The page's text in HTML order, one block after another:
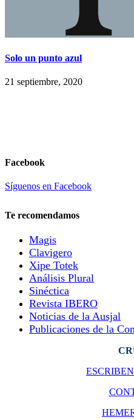
Solo un punto azul
21 septiembre, 2020
Facebook
Síguenos en Facebook
Te recomendamos
Magis
Clavigero
Xipe Totek
Análisis Plural
Sinéctica
Revista IBERO
Noticias de la Ausjal
Publicaciones de la